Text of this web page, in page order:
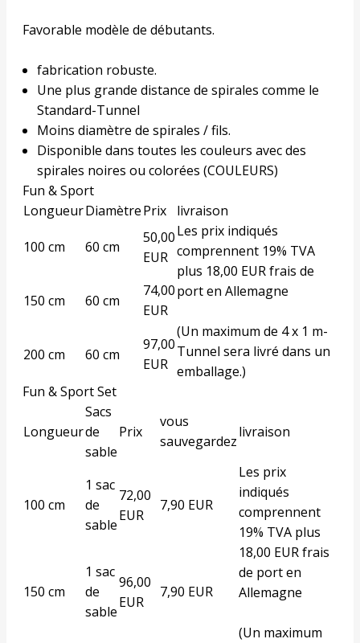
Favorable modèle de débutants.
fabrication robuste.
Une plus grande distance de spirales comme le
Standard-Tunnel
Moins diamètre de spirales / fils.
Disponible dans toutes les couleurs avec des
spirales noires ou colorées (COULEURS)
Fun & Sport
LongueurDiamètrePrix livraison
100 cm 60 cm
50,00
EUR
Les prix indiqués
comprennent 19% TVA
plus 18,00 EUR frais de
port en Allemagne
(Un maximum de 4 x 1 m-
Tunnel sera livré dans un
emballage.)
150 cm 60 cm
74,00
EUR
200 cm 60 cm
97,00
EUR
Fun & Sport Set
Longueur
Sacs
de
sable
Prix
vous
sauvegardez
livraison
100 cm
1 sac
de
sable
72,00
EUR
7,90 EUR
Les prix
indiqués
comprennent
19% TVA plus
18,00 EUR frais
de port en
Allemagne
(Un maximum
150 cm
1 sac
de
sable
96,00
EUR
7,90 EUR